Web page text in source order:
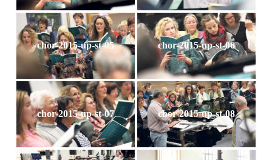
chor-2015-up-st-05 chor-2015-up-st-06
chor-2015-up-st-07 chor-2015-up-st-08